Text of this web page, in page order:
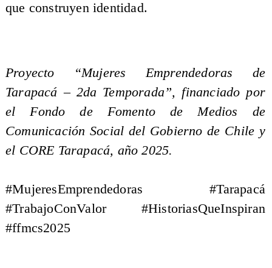
que construyen identidad.
Proyecto “Mujeres Emprendedoras de
Tarapacá – 2da Temporada”, financiado por
el Fondo de Fomento de Medios de
Comunicación Social del Gobierno de Chile y
el CORE Tarapacá, año 2025.
#MujeresEmprendedoras #Tarapacá
#TrabajoConValor #HistoriasQueInspiran
#ffmcs2025